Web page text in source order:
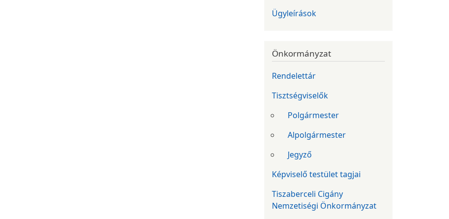
Ügyleírások
Önkormányzat
Rendelettár
Tisztségviselők
Polgármester
Alpolgármester
Jegyző
Képviselő testület tagjai
Tiszaberceli Cigány
Nemzetiségi Önkormányzat